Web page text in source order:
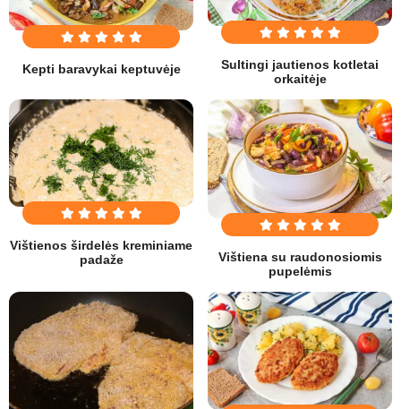
Kepti baravykai keptuvėje
Sultingi jautienos kotletai
orkaitėje
Vištienos širdelės kreminiame
padaže
Vištiena su raudonosiomis
pupelėmis